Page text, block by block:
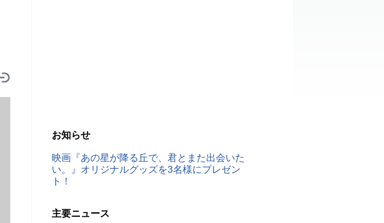
お知らせ
映画『あの星が降る丘で、君とまた出会いた
い。』オリジナルグッズを3名様にプレゼン
ト！
主要ニュース